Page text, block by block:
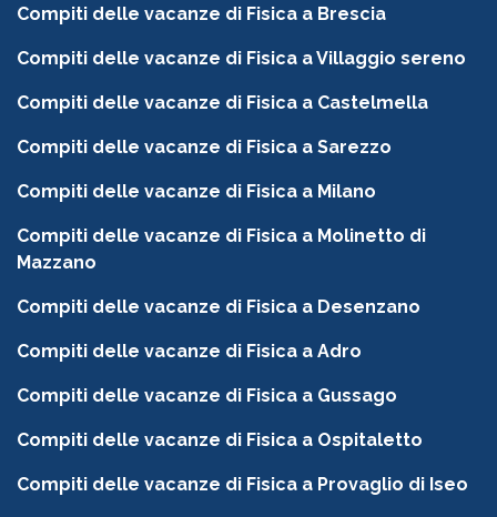
Compiti delle vacanze di Fisica a Brescia
Compiti delle vacanze di Fisica a Villaggio sereno
Compiti delle vacanze di Fisica a Castelmella
Compiti delle vacanze di Fisica a Sarezzo
Compiti delle vacanze di Fisica a Milano
Compiti delle vacanze di Fisica a Molinetto di
Mazzano
Compiti delle vacanze di Fisica a Desenzano
Compiti delle vacanze di Fisica a Adro
Compiti delle vacanze di Fisica a Gussago
Compiti delle vacanze di Fisica a Ospitaletto
Compiti delle vacanze di Fisica a Provaglio di Iseo